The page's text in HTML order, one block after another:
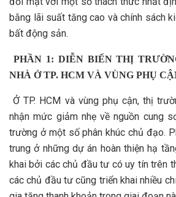
bằng lãi suất tăng cao và chính sách
bất động sản.
PHẦN 1: DIỄN BIẾN THỊ
NHÀ Ở TP. HCM VÀ VÙNG PHỤ
Ở TP. HCM và vùng phụ cận, thị
nhận mức giảm nhẹ về nguồn cung
trường ở một số phân khúc chủ đạo.
trung ở những dự án hoàn thiện hạ
khai bởi các chủ đầu tư có uy tín trên
các chủ đầu tư cũng triển khai nhiều